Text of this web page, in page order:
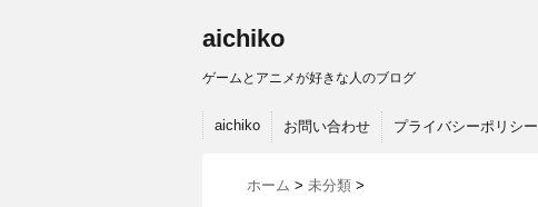
aichiko
ゲームとアニメが好きな人のブログ
aichiko お問い合わせ プライバシーポリシー
ホーム > 未分類 >